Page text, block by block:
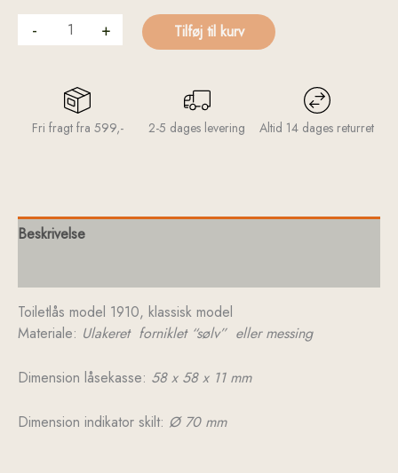
- + Tilføj til kurv
Fri fragt fra 599,- 2-5 dages levering Altid 14 dages returret
Beskrivelse
Toiletlås model 1910, klassisk model
Materiale: Ulakeret forniklet “sølv” eller messing
Dimension låsekasse: 58 x 58 x 11 mm
Dimension indikator skilt: Ø 70 mm